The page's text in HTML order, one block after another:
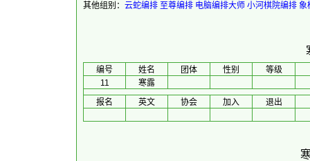
其他组别： 云蛇编排 至尊编排 电脑编排大师 小河棋院编排 象
编号 姓名 团体 性别
等级
11
寒露
报名
英文 协会 加入 退出